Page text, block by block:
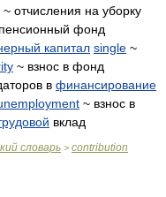
~ отчисления на уборку
фонд
капитал single ~
~ взнос в фонд
в финансирование
~ взнос в
вклад
словарь > contribution